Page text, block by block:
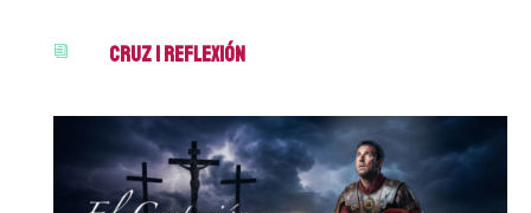
i Cruz|Reflexión